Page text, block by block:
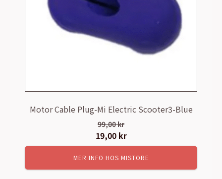
Motor Cable Plug-Mi Electric Scooter3-Blue
99,00kr
Det
ursprungliga
priset
var:
19,00 krDet
nuvarande
priset
är:
MER INFO HOS MISTORE